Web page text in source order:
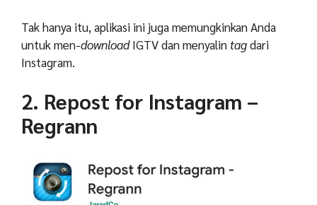
Tak hanya itu, aplikasi ini juga memungkinkan Anda
untuk men-downloadIGTV dan menyalintagdari
Instagram.
2. Repost for Instagram –
Regrann